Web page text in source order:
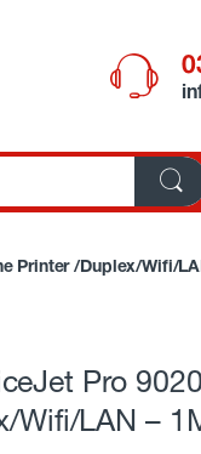
/Duplex/Wifi/
Pro
Wifi/LAN –